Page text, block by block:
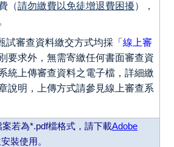
（請勿繳費以免徒增退費困擾），
試審查資料繳交方式均採「 線上審
要求外，無需寄繳任何書面審查資
統上傳審查資料之電子檔，詳細繳
說明，上傳方式請參見線上審查系
案若為*.pdf檔格式，請下載Adobe
裝使用。